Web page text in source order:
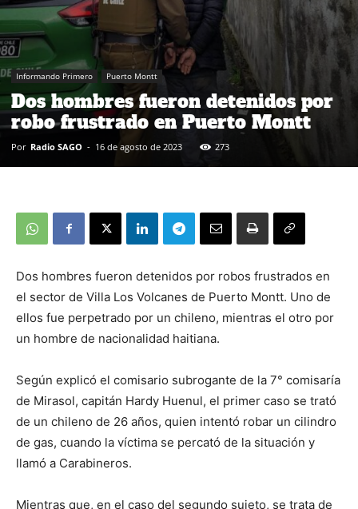
Informando Primero Puerto Montt
Dos hombres fueron detenidos por
robo frustrado en Puerto Montt
Por Radio SAGO - 16 de agosto de 2023 273
Dos hombres fueron detenidos por robos frustrados en
el sector de Villa Los Volcanes de Puerto Montt. Uno de
ellos fue perpetrado por un chileno, mientras el otro por
un hombre de nacionalidad haitiana.
Según explicó el comisario subrogante de la 7° comisaría
de Mirasol, capitán Hardy Huenul, el primer caso se trató
de un chileno de 26 años, quien intentó robar un cilindro
de gas, cuando la víctima se percató de la situación y
llamó a Carabineros.
Mientras que, en el caso del segundo sujeto, se trata de